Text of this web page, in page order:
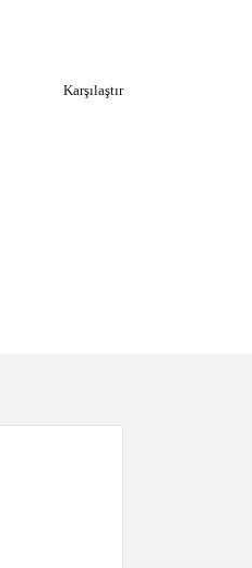
Karşılaştır